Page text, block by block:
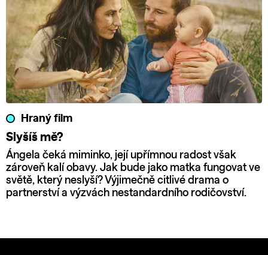
Hraný film
Slyšíš mě?
Ángela čeká miminko, její upřímnou radost však
zároveň kalí obavy. Jak bude jako matka fungovat ve
světě, který neslyší? Výjimečně citlivé drama o
partnerství a výzvách nestandardního rodičovství.